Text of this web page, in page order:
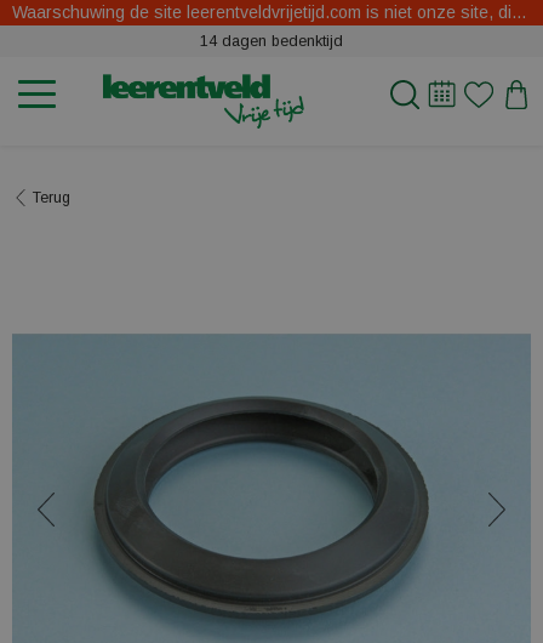
Waarschuwing de site leerentveldvrijetijd.com is niet onze site, dit zijn oplichters.
14 dagen bedenktijd
Terug